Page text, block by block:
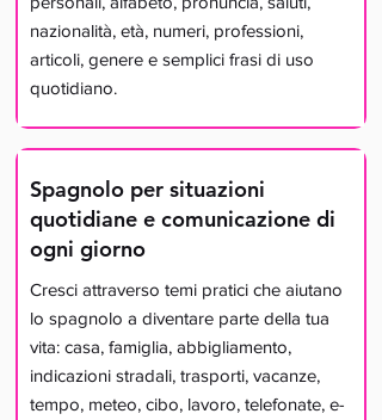
nazionalità, età, numeri, professioni,
articoli, genere e semplici frasi di uso
quotidiano.
Spagnolo per situazioni
quotidiane e comunicazione di
ogni giorno
Cresci attraverso temi pratici che aiutano
lo spagnolo a diventare parte della tua
vita: casa, famiglia, abbigliamento,
indicazioni stradali, trasporti, vacanze,
tempo, meteo, cibo, lavoro, telefonate, e-